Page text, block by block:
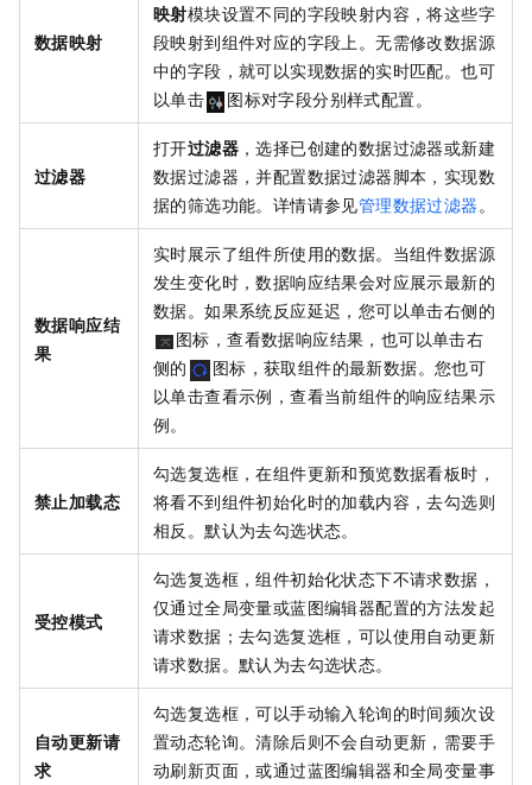
数据映射
映射模块设置不同的字段映射内容，将这些字
段映射到组件对应的字段上。无需修改数据源
中的字段，就可以实现数据的实时匹配。也可
以单击
图标对字段分别样式配置。
过滤器
打开过滤器 ，选择已创建的数据过滤器或新建
数据过滤器，并配置数据过滤器脚本，实现数
据的筛选功能。详情请参见管理数据过滤器。
数据响应结
果
实时展示了组件所使用的数据。当组件数据源
发生变化时，数据响应结果会对应展示最新的
数据。如果系统反应延迟，您可以单击右侧的
图标，查看数据响应结果，也可以单击右
侧的
图标，获取组件的最新数据。您也可
以单击查看示例，查看当前组件的响应结果示
例。
禁止加载态
勾选复选框，在组件更新和预览数据看板时，
将看不到组件初始化时的加载内容，去勾选则
相反。默认为去勾选状态。
受控模式
勾选复选框，组件初始化状态下不请求数据，
仅通过全局变量或蓝图编辑器配置的方法发起
请求数据；去勾选复选框，可以使用自动更新
请求数据。默认为去勾选状态。
自动更新请
求
勾选复选框，可以手动输入轮询的时间频次设
置动态轮询。清除后则不会自动更新，需要手
动刷新页面，或通过蓝图编辑器和全局变量事